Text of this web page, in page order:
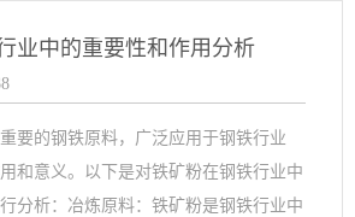
业中的重要性和作用分析
要的钢铁原料，广泛应用于钢铁行业
和意义。以下是对铁矿粉在钢铁行业中
分析：冶炼原料：铁矿粉是钢铁行业中